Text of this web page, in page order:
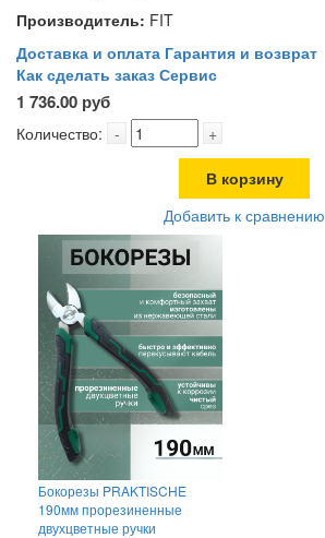
Производитель: FIT
Доставка и оплата Гарантия и возврат
Как сделать заказ Сервис
1 736.00 руб
Количество: - +
В корзину
Добавить к сравнению
Бокорезы PRAKTISCHE
190мм прорезиненные
двухцветные ручки